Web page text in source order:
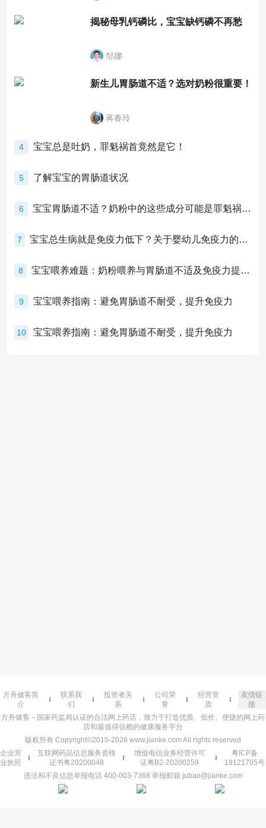
揭秘母乳钙磷比，宝宝缺钙磷不再愁
邹娜
新生儿胃肠道不适？选对奶粉很重要！
蒋春玲
4 宝宝总是吐奶，罪魁祸首竟然是它！
5 了解宝宝的胃肠道状况
6 宝宝胃肠道不适？奶粉中的这些成分可能是罪魁祸首！
7 宝宝总生病就是免疫力低下？关于婴幼儿免疫力的真相，家长必须了解！
8 宝宝喂养难题：奶粉喂养与胃肠道不适及免疫力提升的奥秘
9 宝宝喂养指南：避免胃肠道不耐受，提升免疫力
10 宝宝喂养指南：避免胃肠道不耐受，提升免疫力
方舟健客简
介
联系我
们
投资者关
系
公司荣
誉
经营资
质
友情链
接
方舟健客－国家药监局认证的合法网上药店，致力于打造优质、低价、便捷的网上药
店和最值得信赖的健康服务平台
版权所有 Copyright©2015-2026 www.jianke.com All rights reserved
企业营
业执照
互联网药品信息服务资格
证书粤20200048
增值电信业务经营许可
证粤B2-20200259
粤ICP备
19121705号
违法和不良信息举报电话 400-003-7368 举报邮箱 jubao@jianke.com